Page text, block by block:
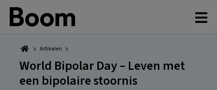
Spring
naar
hoofdnavigatie
Door
naar
hoofd
Spring
naar
eerste
sidebar
Spring
naar
voettekst
Artikelen
World Bipolar Day – Leven met
een bipolaire stoornis